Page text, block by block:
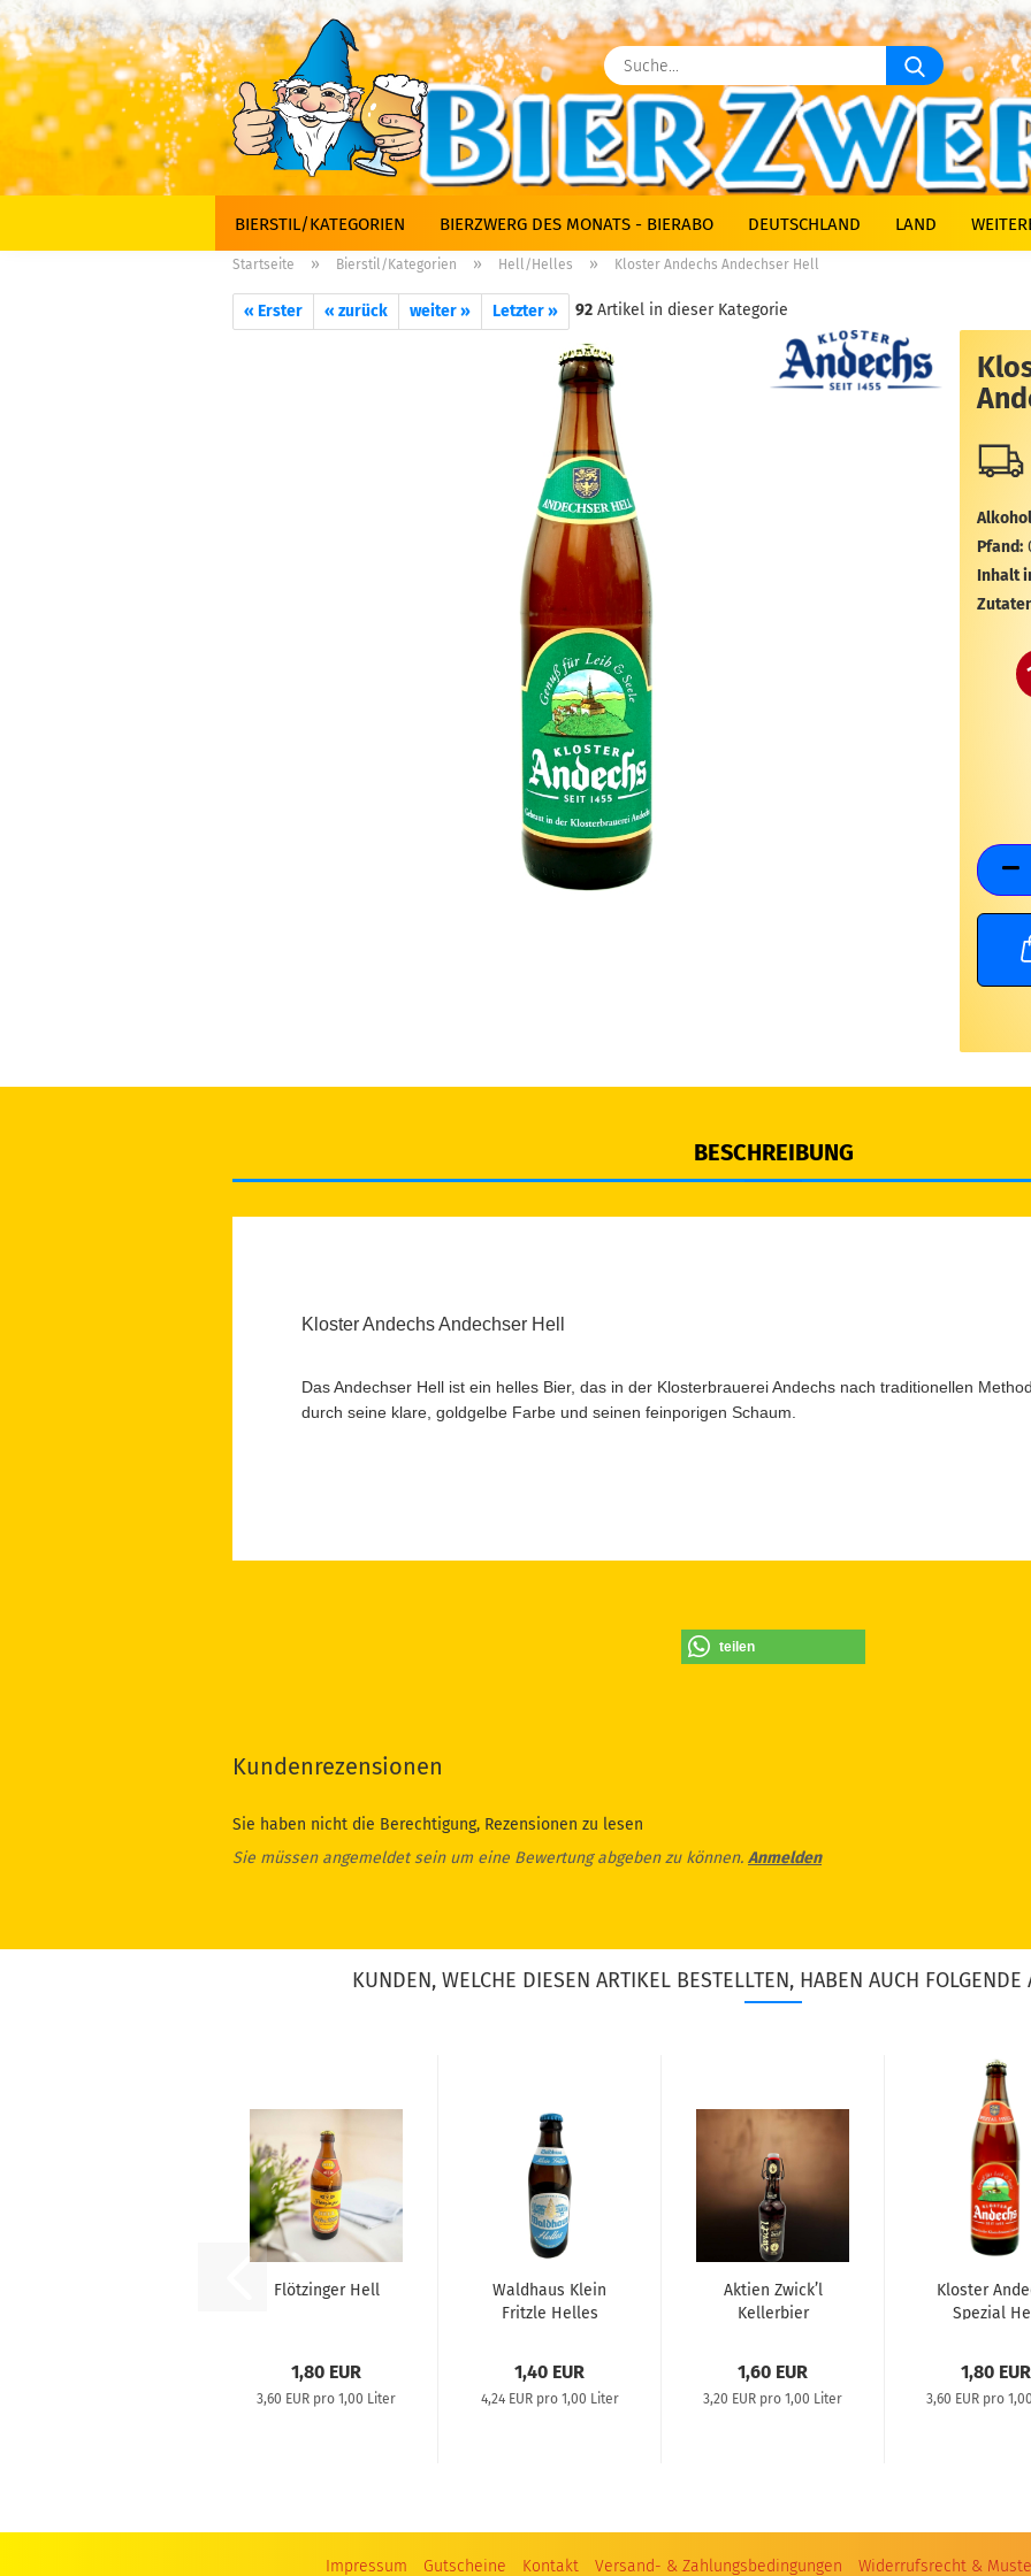
Suche...
BIERSTIL/KATEGORIEN BIERZWERG DES MONATS - BIERABO DEUTSCHLAND LAND
Startseite » Bierstil/Kategorien » Hell/Helles » Kloster Andechs Andechser Hell
« Erster « zurück weiter » Letzter » 92 Artikel in dieser Kategorie
Pfand:
Inhalt
BESCHREIBUNG
Kloster Andechs Andechser Hell
Das Andechser Hell ist ein helles Bier, das in der Klosterbrauerei Andechs nach traditionellen
durch seine klare, goldgelbe Farbe und seinen feinporigen Schaum.
teilen
Kundenrezensionen
Sie haben nicht die Berechtigung, Rezensionen zu lesen
Sie müssen angemeldet sein um eine Bewertung abgeben zu können. Anmelden
KUNDEN, WELCHE DIESEN ARTIKEL BESTELLTEN, HABEN AUCH FOLGENDE
Flötzinger Hell
1,80 EUR
3,60 EUR pro 1,00 Liter
Waldhaus Klein
Fritzle Helles
1,40 EUR
4,24 EUR pro 1,00 Liter
Aktien Zwick’l
Kellerbier
1,60 EUR
3,20 EUR pro 1,00 Liter
Kloster
Spezial
1,80 EUR
3,60 EUR pro
Impressum Gutscheine Kontakt Versand- & Zahlungsbedingungen Widerrufsrecht &